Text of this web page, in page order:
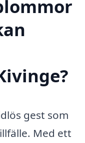
gest som
Med ett